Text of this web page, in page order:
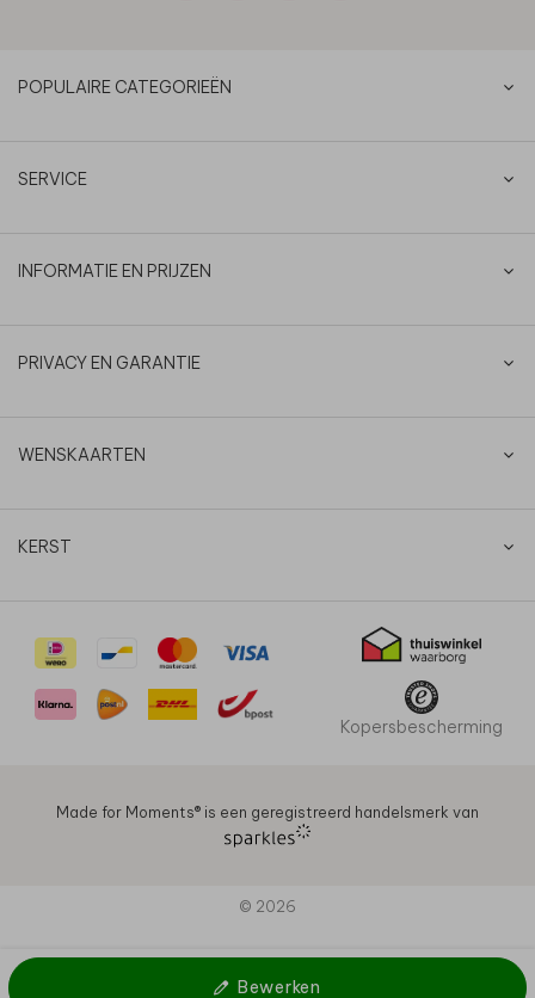
Bewerken
POPULAIRE CATEGORIEËN
SERVICE
INFORMATIE EN PRIJZEN
PRIVACY EN GARANTIE
WENSKAARTEN
KERST
Kopersbescherming
Made for Moments®️ is een geregistreerd handelsmerk van
© 2026